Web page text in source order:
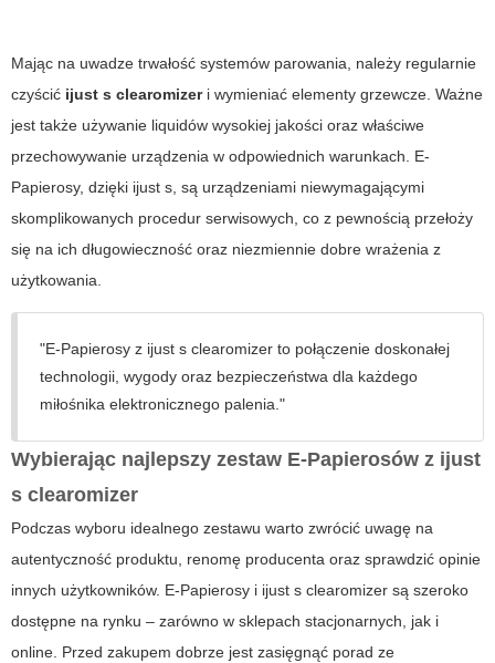
Mając na uwadze trwałość systemów parowania, należy regularnie
czyścić ijust s clearomizeri wymieniać elementy grzewcze. Ważne
jest także używanie liquidów wysokiej jakości oraz właściwe
przechowywanie urządzenia w odpowiednich warunkach. E-
Papierosy, dzięki ijust s, są urządzeniami niewymagającymi
skomplikowanych procedur serwisowych, co z pewnością przełoży
się na ich długowieczność oraz niezmiennie dobre wrażenia z
użytkowania.
"E-Papierosy z ijust s clearomizer to połączenie doskonałej
technologii, wygody oraz bezpieczeństwa dla każdego
miłośnika elektronicznego palenia."
Wybierając najlepszy zestaw E-Papierosów z ijust
s clearomizer
Podczas wyboru idealnego zestawu warto zwrócić uwagę na
autentyczność produktu, renomę producenta oraz sprawdzić opinie
innych użytkowników. E-Papierosy i ijust s clearomizer są szeroko
dostępne na rynku – zarówno w sklepach stacjonarnych, jak i
online. Przed zakupem dobrze jest zasięgnąć porad ze